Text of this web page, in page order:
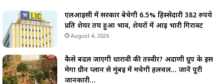
एलआईसी में सरकार बेचेगी 6.5% हिस्सेदारी 382 रुपये
प्रति शेयर तय हुआ भाव, शेयरों में आई भारी गिरावट
August 4, 2026
कैसे बदल जाएगी धारावी की तस्वीर? अदाणी ग्रुप के इस
मेगा ग्रीन प्लान से मुंबई में मचेगी हलचल… जानें पूरी
जानकारी…